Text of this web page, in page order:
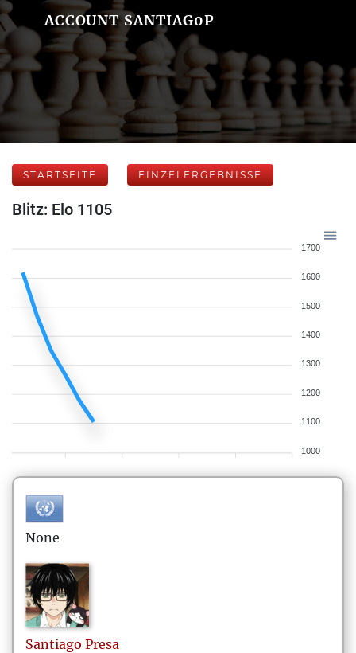
ACCOUNT SANTIAG0P
STARTSEITE EINZELERGEBNISSE
Blitz: Elo 1105
1700
1600
1500
1400
1300
1200
1100
1000
None
Santiago Presa